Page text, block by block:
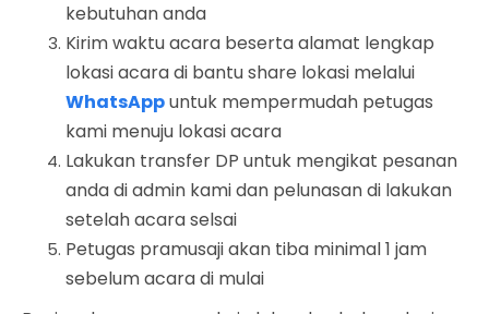
kebutuhan anda
Kirim waktu acara beserta alamat lengkap
lokasi acara di bantu share lokasi melalui
WhatsAppuntuk mempermudah petugas
kami menuju lokasi acara
Lakukan transfer DP untuk mengikat pesanan
anda di admin kami dan pelunasan di lakukan
setelah acara selsai
Petugas pramusaji akan tiba minimal 1 jam
sebelum acara di mulai